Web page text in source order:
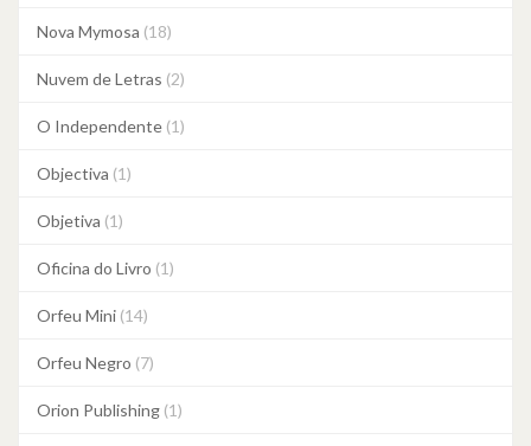
Nova Mymosa (18)
Nuvem de Letras (2)
O Independente (1)
Objectiva (1)
Objetiva (1)
Oficina do Livro (1)
Orfeu Mini (14)
Orfeu Negro (7)
Orion Publishing (1)